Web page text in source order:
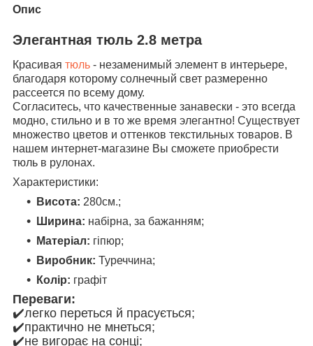
Опис
Элегантная тюль 2.8 метра
Красивая тюль - незаменимый элемент в интерьере,
благодаря которому солнечный свет размеренно
рассеется по всему дому.
Согласитесь, что качественные занавески - это всегда
модно, стильно и в то же время элегантно! Существует
множество цветов и оттенков текстильных товаров. В
нашем интернет-магазине Вы сможете приобрести
тюль в рулонах.
Характеристики:
Висота: 280см.;
Ширина: набірна, за бажанням;
Матеріал: гіпюр;
Виробник: Туреччина;
Колір: графіт
Переваги:
✔️легко переться й прасується;
✔️практично не мнеться;
✔️не вигорає на сонці;